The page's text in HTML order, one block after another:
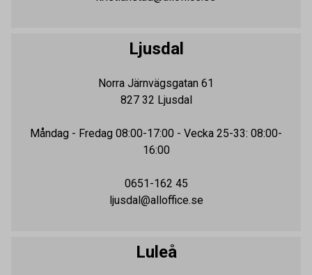
Ljusdal
Norra Järnvägsgatan 61
827 32 Ljusdal
Måndag - Fredag 08:00-17:00 - Vecka 25-33: 08:00-
16:00
0651-162 45
ljusdal@alloffice.se
Luleå